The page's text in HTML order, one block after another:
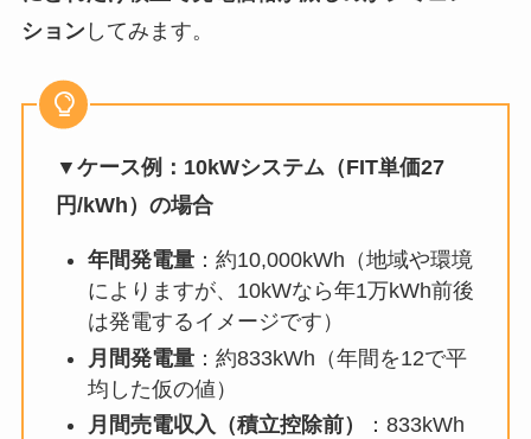
ションしてみます。
▼ケース例：10kWシステム（FIT単価27
円/kWh）の場合
年間発電量：約10,000kWh（地域や環境
によりますが、10kWなら年1万kWh前後
は発電するイメージです）
月間発電量：約833kWh（年間を12で平
均した仮の値）
月間売電収入（積立控除前）
：833kWh